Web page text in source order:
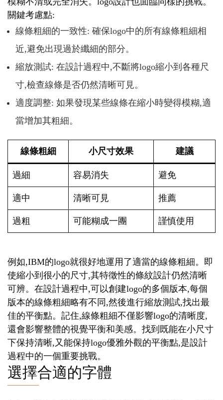
關鍵考慮點:
線條粗細的一致性: 確保logo中的所有線條粗細相
近,避免出現過於纖細的部分。
縮放測試: 在設計過程中,不斷將logo縮小到各種尺
寸,檢查線條是否仍然清晰可見。
適度調整: 如果發現某些線條在縮小時變得模糊,適
當增加其粗細。
線條粗細 小尺寸效果 建議
過細 容易消失 避免
適中 清晰可見 推薦
過粗 可能糊成一團 謹慎使用
例如,IBM的logo就很好地運用了適當的線條粗細。即
使縮小到很小的尺寸,其特徵性的條紋設計仍然清晰
可辨。在設計過程中,可以創建logo的多個版本,每個
版本的線條粗細略有不同,然後進行縮放測試,找出最
佳的平衡點。記住,線條粗細不僅影響logo的清晰度,
還會影響整體的視覺平衡和美感。找到既能在小尺寸
下保持清晰,又能保持logo優雅外觀的平衡點,是設計
過程中的一個重要挑戰。
選擇合適的字體